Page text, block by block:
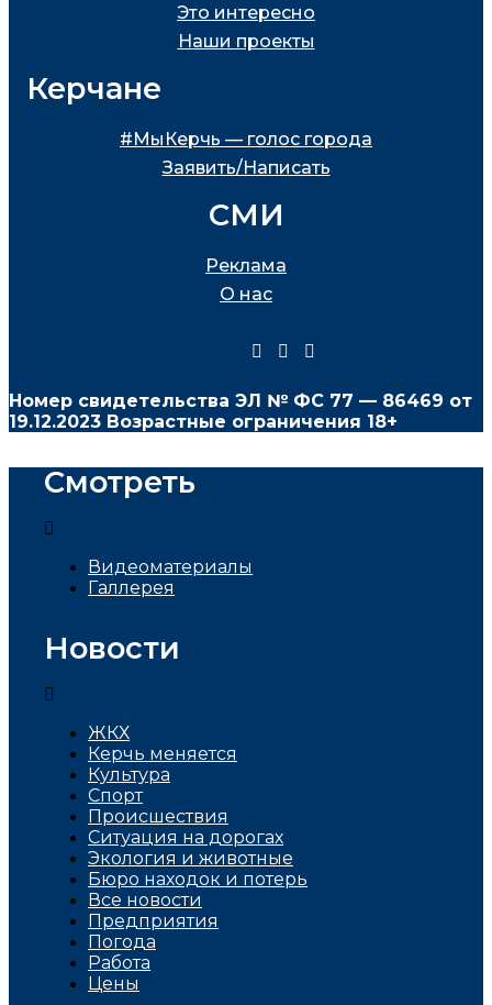
Это интересно
Наши проекты
Керчане
#МыКерчь — голос города
Заявить/Написать
СМИ
Реклама
О нас
Номер свидетельства ЭЛ № ФС 77 — 86469 от
19.12.2023 Возрастные ограничения 18+
Смотреть
Видеоматериалы
Галлерея
Новости
ЖКХ
Керчь меняется
Культура
Спорт
Проиcшествия
Ситуация на дорогах
Экология и животные
Бюро находок и потерь
Все новости
Предприятия
Погода
Работа
Цены